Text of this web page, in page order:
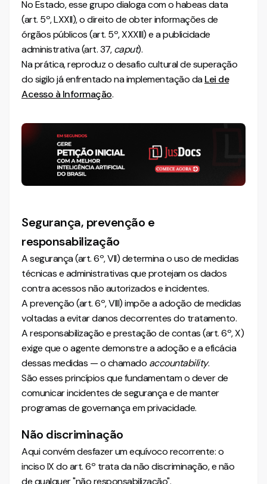
No Estado, esse grupo dialoga com o habeas data
(art. 5º, LXXII), o direito de obter informações de
órgãos públicos (art. 5º, XXXIII) e a publicidade
administrativa (art. 37,caput).
Na prática, reproduz o desafio cultural de superação
do sigilo já enfrentado na implementação daLei de
Acesso à Informação.
Segurança, prevenção e
responsabilização
A segurança (art. 6º, VII) determina o uso de medidas
técnicas e administrativas que protejam os dados
contra acessos não autorizados e incidentes.
A prevenção (art. 6º, VIII) impõe a adoção de medidas
voltadas a evitar danos decorrentes do tratamento.
A responsabilização e prestação de contas (art. 6º, X)
exige que o agente demonstre a adoção e a eficácia
dessas medidas — o chamado accountability.
São esses princípios que fundamentam o dever de
comunicar incidentes de segurança e de manter
programas de governança em privacidade.
Não discriminação
Aqui convém desfazer um equívoco recorrente: o
inciso IX do art. 6º trata da não discriminação, e não
de qualquer "não responsabilização".